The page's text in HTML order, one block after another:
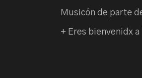
Musicón de parte
+ Eres bienvenidx a